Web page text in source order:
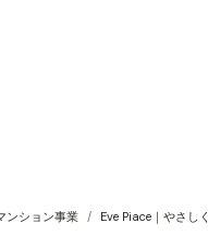
ンション事業 Eve Piace｜やさし